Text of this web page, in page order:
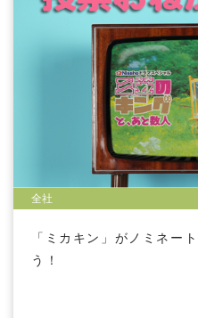
全社
「ミカキン」がノミネー
う！